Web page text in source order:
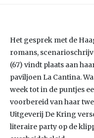
Het gesprek met de
romans,
(67) vindt plaats aan
paviljoen La Cantina.
week tot in de puntjes
voorbereid van haar
Uitgeverij De Kring
literaire party op de